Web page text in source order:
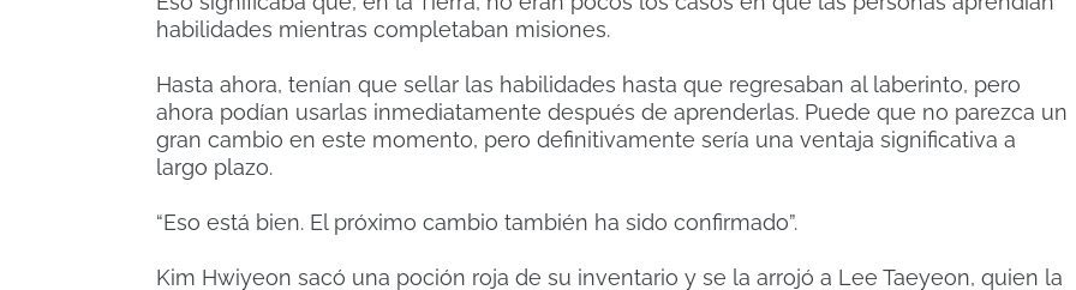
habilidades mientras completaban misiones.
Hasta ahora, tenían que sellar las habilidades hasta que regresaban al laberinto, pero
ahora podían usarlas inmediatamente después de aprenderlas. Puede que no parezca un
gran cambio en este momento, pero definitivamente sería una ventaja significativa a
largo plazo.
“Eso está bien. El próximo cambio también ha sido confirmado”.
Kim Hwiyeon sacó una poción roja de su inventario y se la arrojó a Lee Taeyeon, quien la